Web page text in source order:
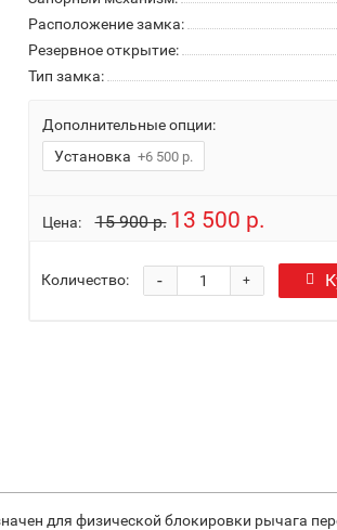
Расположение замка:
Резервное открытие:
Тип замка:
Дополнительные опции:
Установка +6 500 р.
Цена: 15 900 р. 13 500 р.
Количество: +
-
для физической блокировки рычага